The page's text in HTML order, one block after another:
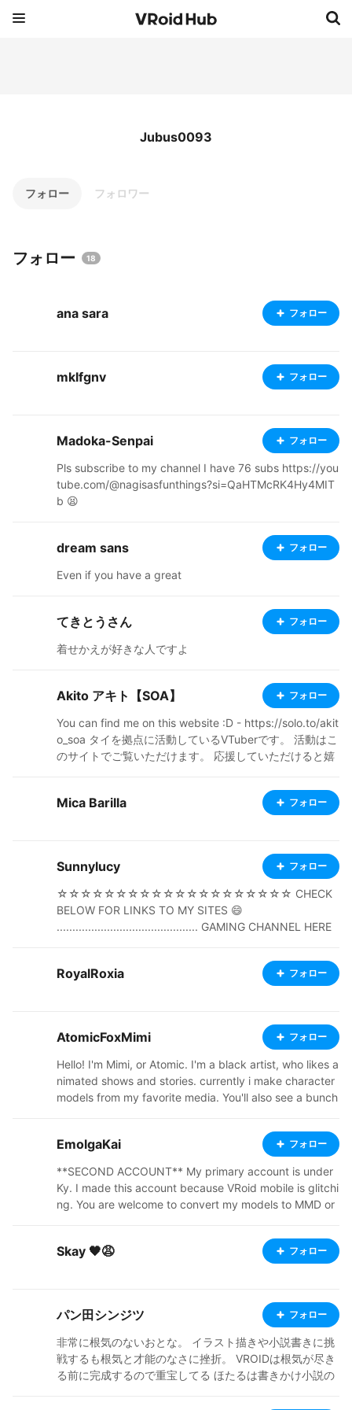
Jubus0093
フォロー フォロワー
フォロー 18
ana sara フォロー
mklfgnv フォロー
Madoka-Senpai フォロー
Pls subscribe to my channel I have 76 subs https://you
tube.com/@nagisasfunthings?si=QaHTMcRK4Hy4MIT
b 😫
dream sans フォロー
Even if you have a great
てきとうさん フォロー
着せかえが好きな人ですよ
Akito アキト【SOA】 フォロー
You can find me on this website :D - https://solo.to/akit
o_soa タイを拠点に活動しているVTuberです。 活動はこ
のサイトでご覧いただけます。 応援していただけると嬉
ざいます！ タイ出身です。 日本の文化や美味しい食べ
物、アニメや音楽が大好きです。 VRoid Hubには、BOO
まだ分からないことも多いですが、もし不適切な点があ
れば、優しく教えていただけると嬉しいです。 よろしく
お願いします！
Mica Barilla フォロー
Sunnylucy フォロー
☆☆☆☆☆☆☆☆☆☆☆☆☆☆☆☆☆☆☆☆ CHECK
BELOW FOR LINKS TO MY SITES 😄
............................................. GAMING CHANNEL HERE
lfWqubyA ANIMATION CHANNEL https://www.youtub
e.com/c/Sunnylucy ☆☆☆☆☆☆☆☆☆☆☆☆☆☆☆
RoyalRoxia フォロー
AtomicFoxMimi フォロー
Hello! I'm Mimi, or Atomic. I'm a black artist, who likes a
nimated shows and stories. currently i make character
models from my favorite media. You'll also see a bunch
s of trying to flesh out. Ive started a ko-fi, so check out
my links below. I'm also going to start doing commissio
preciating my art, it means a lot. https://ko-fi.com/ato
micfoxmimi37051/shop https://atomicfoxshop.booth.p
m/ https://twitter.com/AtomicFoxMimi
EmolgaKai フォロー
**SECOND ACCOUNT** My primary account is under
Ky. I made this account because VRoid mobile is glitchi
ng. You are welcome to convert my models to MMD or
Skay 🖤😩 フォロー
パン田シンジツ フォロー
非常に根気のないおとな。 イラスト描きや小説書きに挑
戦するも根気と才能のなさに挫折。 VROIDは根気が尽き
る前に完成するので重宝してる ほたるは書きかけ小説の